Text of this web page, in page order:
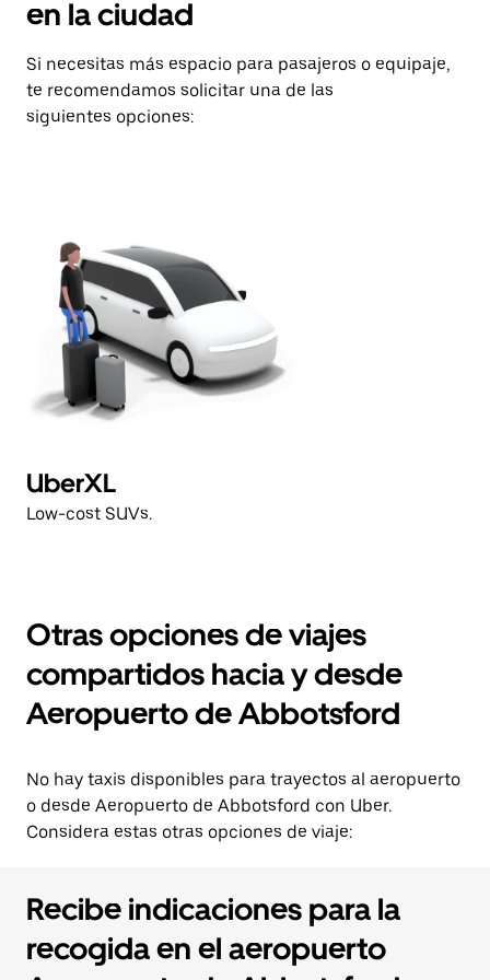
en la ciudad
Si necesitas más espacio para pasajeros o equipaje,
te recomendamos solicitar una de las
siguientes opciones:
UberXL
Low-cost SUVs.
Otras opciones de viajes
compartidos hacia y desde
Aeropuerto de Abbotsford
No hay taxis disponibles para trayectos al aeropuerto
o desde Aeropuerto de Abbotsford con Uber.
Considera estas otras opciones de viaje:
Recibe indicaciones para la
recogida en el aeropuerto